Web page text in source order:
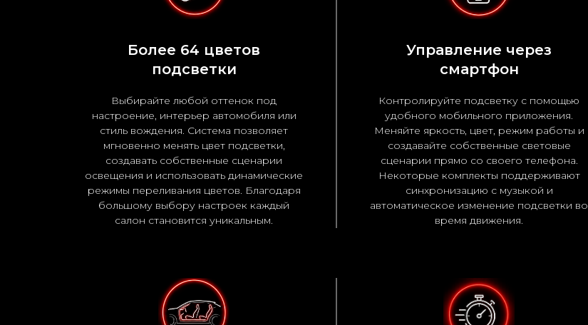
Более 64 цветов
подсветки
Выбирайте любой оттенок под
настроение, интерьер автомобиля или
стиль вождения. Система позволяет
мгновенно менять цвет подсветки,
создавать собственные сценарии
освещения и использовать динамические
режимы переливания цветов. Благодаря
большому выбору настроек каждый
салон становится уникальным.
Управление через
смартфон
Контролируйте подсветку с помощью
удобного мобильного приложения.
Меняйте яркость, цвет, режим работы и
создавайте собственные световые
сценарии прямо со своего телефона.
Некоторые комплекты поддерживают
синхронизацию с музыкой и
автоматическое изменение подсветки во
время движения.